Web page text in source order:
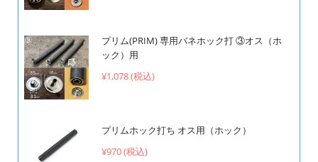
プリム(PRIM) 専用バネホック打 ③オス（ホ
ック）用
¥1,078 (税込)
プリムホック打ち オス用（ホック）
¥970 (税込)